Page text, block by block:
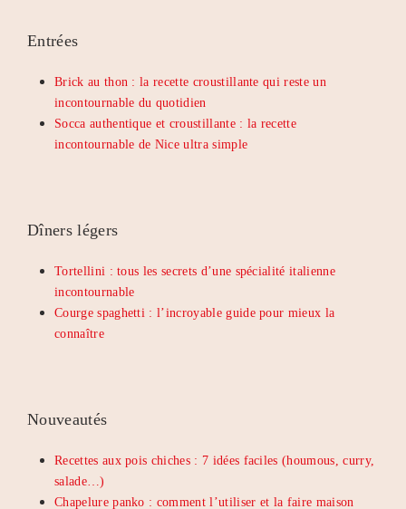
Entrées
Brick au thon : la recette croustillante qui reste un
incontournable du quotidien
Socca authentique et croustillante : la recette
incontournable de Nice ultra simple
Dîners légers
Tortellini : tous les secrets d’une spécialité italienne
incontournable
Courge spaghetti : l’incroyable guide pour mieux la
connaître
Nouveautés
Recettes aux pois chiches : 7 idées faciles (houmous, curry,
salade…)
Chapelure panko : comment l’utiliser et la faire maison